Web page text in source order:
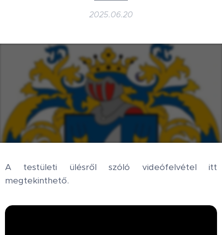
2025.06.20
A testületi ülésről szóló videófelvétel itt
megtekinthető.